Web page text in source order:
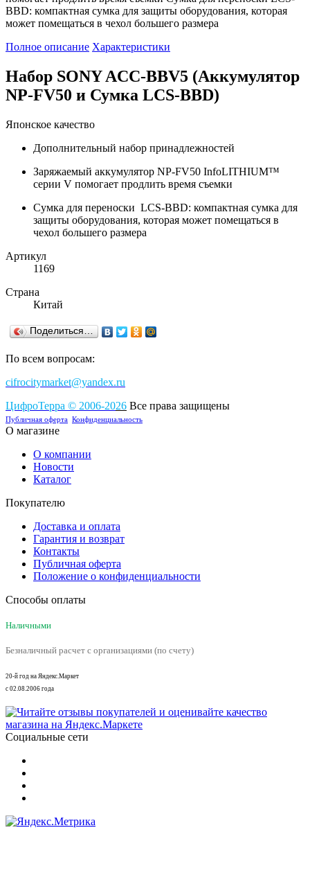
BBD: компактная сумка для защиты оборудования, которая
может помещаться в чехол большего размера
Полное описание Характеристики
Набор SONY ACC-BBV5 (Аккумулятор
NP-FV50 и Сумка LCS-BBD)
Японское качество
Дополнительный набор принадлежностей
Заряжаемый аккумулятор NP-FV50 InfoLITHIUM™
серии V помогает продлить время съемки
Cумка для переноски LCS-BBD: компактная сумка для
защиты оборудования, которая может помещаться в
чехол большего размера
Артикул
1169
Страна
Китай
Поделиться…
По всем вопросам:
cifrocitymarket@yandex.ru
ЦифроТерра © 2006-2026 Все права защищены
Публичная оферта Конфиденциальность
О магазине
О компании
Новости
Каталог
Покупателю
Доставка и оплата
Гарантия и возврат
Контакты
Публичная оферта
Положение о конфиденциальности
Способы оплаты
Наличными
Безналичный расчет с организациями (по счету)
20-й год на Яндекс.Маркет
с 02.08.2006 года
Социальные сети